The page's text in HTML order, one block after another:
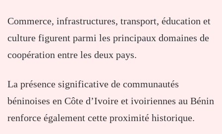
Commerce, infrastructures, transport, éducation et
culture figurent parmi les principaux domaines de
coopération entre les deux pays.
La présence significative de communautés
béninoises en Côte d’Ivoire et ivoiriennes au Bénin
renforce également cette proximité historique.